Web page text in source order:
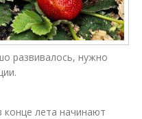
развивалось, нужно
лета начинают